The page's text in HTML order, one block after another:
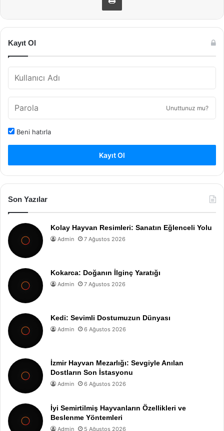
Kayıt Ol
Unuttunuz mu?
Beni hatırla
Kayıt Ol
Son Yazılar
Kolay Hayvan Resimleri: Sanatın Eğlenceli Yolu
Admin 7 Ağustos 2026
Kokarca: Doğanın İlginç Yaratığı
Admin 7 Ağustos 2026
Kedi: Sevimli Dostumuzun Dünyası
Admin 6 Ağustos 2026
İzmir Hayvan Mezarlığı: Sevgiyle Anılan
Dostların Son İstasyonu
Admin 6 Ağustos 2026
İyi Semirtilmiş Hayvanların Özellikleri ve
Beslenme Yöntemleri
Admin 5 Ağustos 2026